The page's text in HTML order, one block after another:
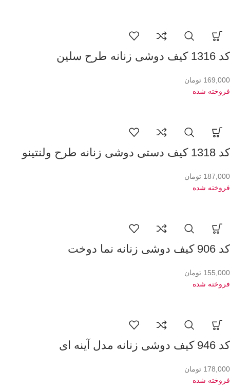
کد 1316 کیف دوشی زنانه طرح سلین
169,000 تومان
فروخته شده
کد 1318 کیف دستی دوشی زنانه طرح ولنتینو
187,000 تومان
فروخته شده
کد 906 کیف دوشی زنانه نما دوخت
155,000 تومان
فروخته شده
کد 946 کیف دوشی زنانه مدل آینه ای
178,000 تومان
فروخته شده